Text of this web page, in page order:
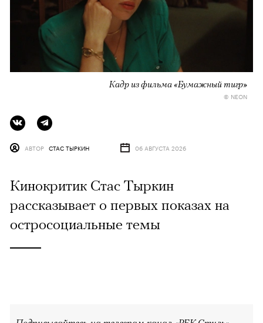
Кадр из фильма «Бумажный тигр»
© NEON
АВТОР СТАС ТЫРКИН 06 АВГУСТА 2026
Кинокритик Стас Тыркин
рассказывает о первых показах на
остросоциальные темы